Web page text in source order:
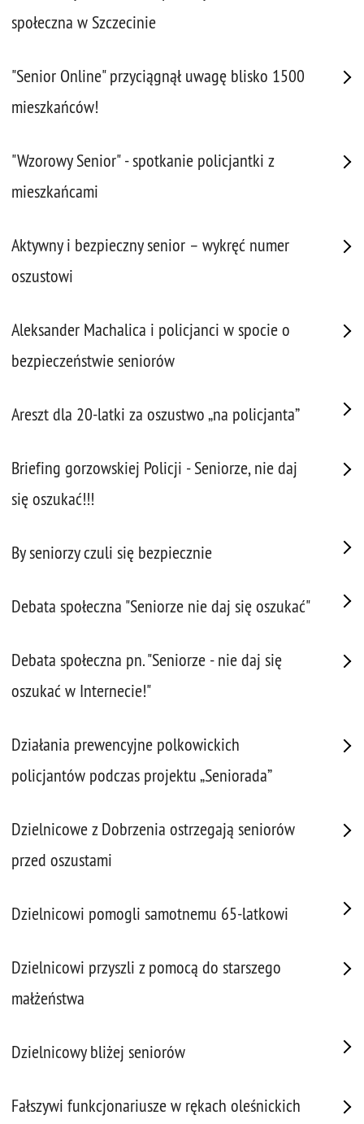
społeczna w Szczecinie
"Senior Online" przyciągnął uwagę blisko 1500
mieszkańców!
"Wzorowy Senior" - spotkanie policjantki z
mieszkańcami
Aktywny i bezpieczny senior – wykręć numer
oszustowi
Aleksander Machalica i policjanci w spocie o
bezpieczeństwie seniorów
Areszt dla 20-latki za oszustwo „na policjanta”
Briefing gorzowskiej Policji - Seniorze, nie daj
się oszukać!!!
By seniorzy czuli się bezpiecznie
Debata społeczna "Seniorze nie daj się oszukać"
Debata społeczna pn. "Seniorze - nie daj się
oszukać w Internecie!"
Działania prewencyjne polkowickich
policjantów podczas projektu „Seniorada”
Dzielnicowe z Dobrzenia ostrzegają seniorów
przed oszustami
Dzielnicowi pomogli samotnemu 65-latkowi
Dzielnicowi przyszli z pomocą do starszego
małżeństwa
Dzielnicowy bliżej seniorów
Fałszywi funkcjonariusze w rękach oleśnickich